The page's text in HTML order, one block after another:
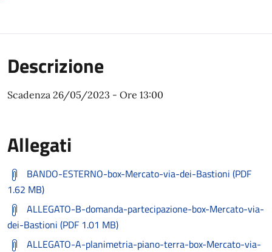
Descrizione
Scadenza 26/05/2023 - Ore 13:00
Allegati
BANDO-ESTERNO-box-Mercato-via-dei-Bastioni (PDF
1.62 MB)
ALLEGATO-B-domanda-partecipazione-box-Mercato-via-
dei-Bastioni (PDF 1.01 MB)
ALLEGATO-A-planimetria-piano-terra-box-Mercato-via-